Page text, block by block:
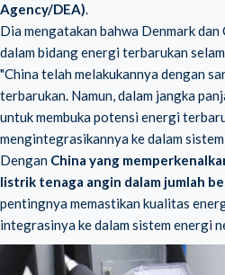
Agency/DEA).
Dia mengatakan bahwa Denmark
dalam bidang energi terbarukan
"China telah melakukannya dengan
terbarukan. Namun, dalam jangka
untuk membuka potensi energi
mengintegrasikannya ke dalam
Dengan China yang
listrik tenaga angin dalam jumlah
pentingnya memastikan kualitas
integrasinya ke dalam sistem energi